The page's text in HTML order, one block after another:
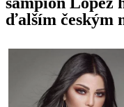
ďalším českým